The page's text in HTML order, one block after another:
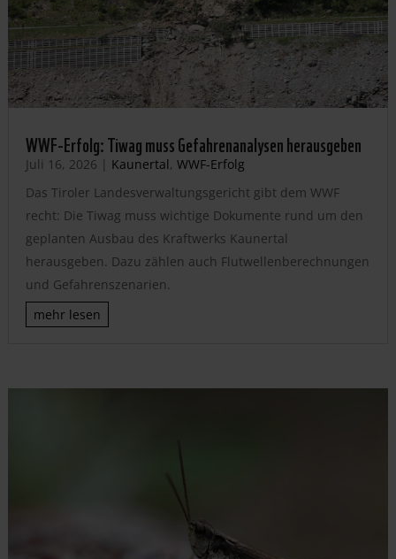
WWF-Erfolg: Tiwag muss Gefahrenanalysen herausgeben
Juli 16, 2026 | Kaunertal, WWF-Erfolg
Das Tiroler Landesverwaltungsgericht gibt dem WWF
recht: Die Tiwag muss wichtige Dokumente rund um den
geplanten Ausbau des Kraftwerks Kaunertal
herausgeben. Dazu zählen auch Flutwellenberechnungen
und Gefahrenszenarien.
mehr lesen